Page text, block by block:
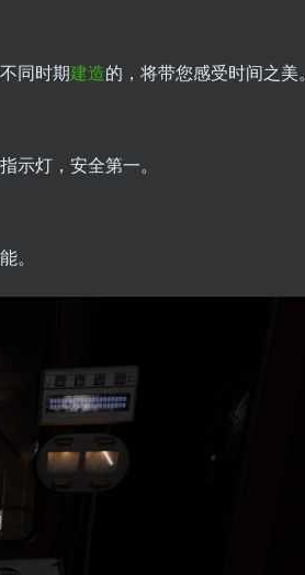
同时期建造的，将带您感受时间之美。
示灯，安全第一。
。